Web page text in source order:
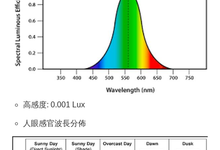
高感度: 0.001 Lux
人眼感官波長分佈